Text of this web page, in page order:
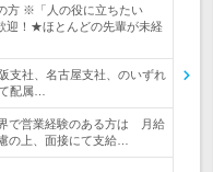
方 ※「人の役に立ちたい
迎！★ほとんどの先輩が未経
社、名古屋支社、のいずれ
配属…
で営業経験のある方は 月給
の上、面接にて支給…